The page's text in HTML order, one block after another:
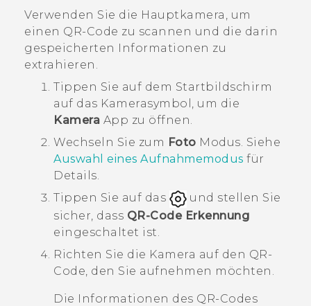
UNTERSTÜTZUNG
HTC-Geräte und Zubehör
Anmelden
Verwenden Sie die Hauptkamera, um
einen QR-Code zu scannen und die darin
gespeicherten Informationen zu
extrahieren.
Tippen Sie auf dem Startbildschirm
auf das Kamerasymbol, um die
Kamera App zu öffnen.
Wechseln Sie zum Foto Modus. Siehe
Auswahl eines Aufnahmemodus für
Details.
Tippen Sie auf das
und stellen Sie
sicher, dass QR-Code Erkennung
eingeschaltet ist.
Richten Sie die Kamera auf den QR-
Code, den Sie aufnehmen möchten.
Die Informationen des QR-Codes